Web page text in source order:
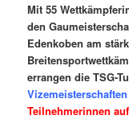
Mit 55
den
Edenkoben am
errangen die TSG-
Vizemeisterschaften
Teilnehmerinnen